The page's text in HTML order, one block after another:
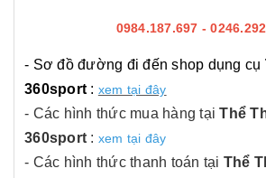
0984.187.697 -
- Sơ đồ đường đi đến shop dụng cụ
360sport : xem tại đây
- Các hình thức mua hàng tạiThể
360sport : xem tại đây
- Các hình thức thanh toán tại Thể